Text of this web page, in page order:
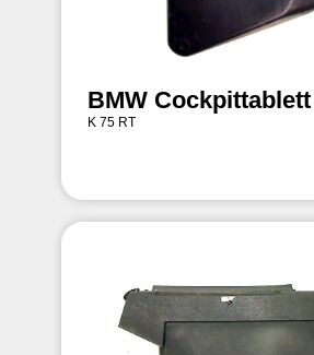
BMW Cockpittablett
K 75 RT